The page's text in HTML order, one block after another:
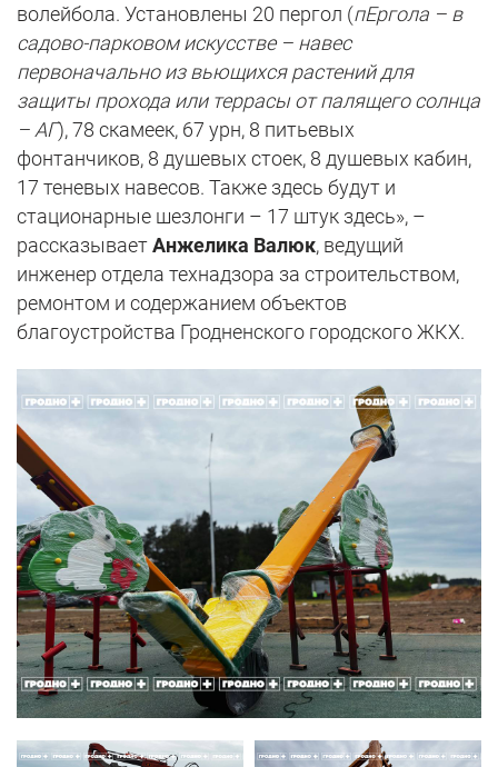
волейбола. Установлены 20 пергол (пЕргола – в
садово-парковом искусстве – навес
первоначально из вьющихся растений для
защиты прохода или террасы от палящего солнца
– АГ), 78 скамеек, 67 урн, 8 питьевых
фонтанчиков, 8 душевых стоек, 8 душевых кабин,
17 теневых навесов. Также здесь будут и
стационарные шезлонги – 17 штук здесь», –
рассказываетАнжелика Валюк, ведущий
инженер отдела технадзора за строительством,
ремонтом и содержанием объектов
благоустройства Гродненского городского ЖКХ.